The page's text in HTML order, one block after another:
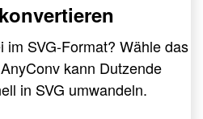
im SVG-Format? Wähle das
kann Dutzende
in SVG umwandeln.